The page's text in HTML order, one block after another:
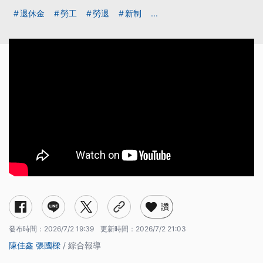
退休金 勞工 勞退 新制 ...
讚
發布時間： 2026/7/2 19:39 更新時間： 2026/7/2 21:03
陳佳鑫 張國樑 / 綜合報導